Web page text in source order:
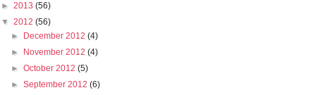
► 2013 (56)
▼ 2012 (56)
►
December 2012(4)
►
November 2012(4)
►October 2012(5)
►September 2012(6)